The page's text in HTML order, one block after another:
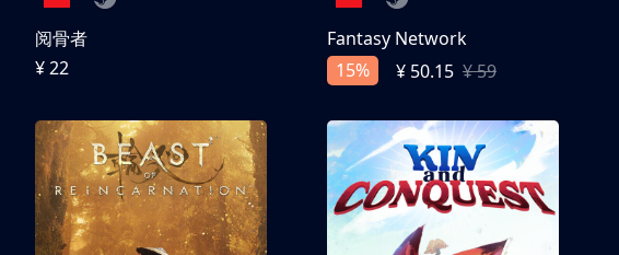
阅骨者
¥ 22
Fantasy Network
15%
¥ 50.15 ¥ 59